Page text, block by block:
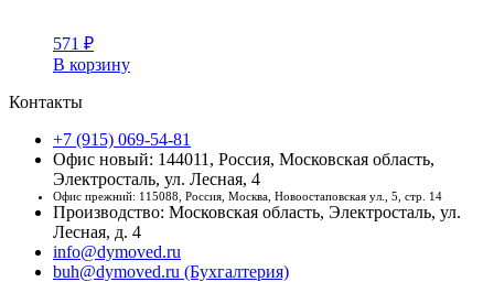
571 ₽
В корзину
Контакты
+7 (915) 069-54-81
Офис новый: 144011, Россия, Московская область,
Электросталь, ул. Лесная, 4
Офис прежний: 115088, Россия, Москва, Новоостаповская ул., 5, стр. 14
Производство: Московская область, Электросталь, ул.
Лесная, д. 4
info@dymoved.ru
buh@dymoved.ru (Бухгалтерия)